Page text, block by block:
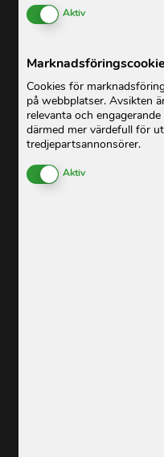
Enable or Disable Cookies
Aktiv
Cookies för
på webbplatser. Avsikten
relevanta och
därmed mer värdefull för
tredjepartsannonsörer.
Enable or Disable Cookies
Aktiv